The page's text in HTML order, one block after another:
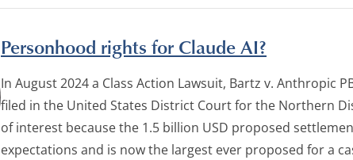
Personhood rights for Claude AI?
In August 2024 a Class Action Lawsuit, Bartz v. Anthropic
filed in the United States District Court for the Northern
of interest because the 1.5 billion USD proposed
expectations and is now the largest ever proposed for a